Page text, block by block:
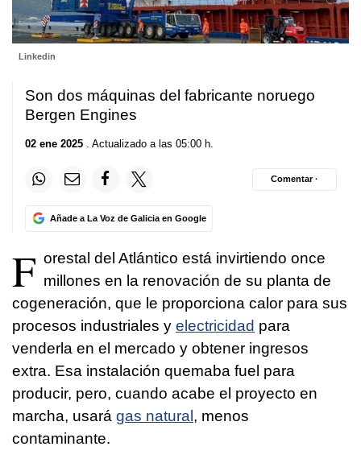
Linkedin
Son dos máquinas del fabricante noruego
Bergen Engines
02 ene 2025 . Actualizado a las 05:00 h.
Añade a La Voz de Galicia en Google
Comentar ·
F orestal del Atlántico está invirtiendo once
millones en la renovación de su planta de
cogeneración, que le proporciona calor para sus
procesos industriales y electricidad para
venderla en el mercado y obtener ingresos
extra. Esa instalación quemaba fuel para
producir, pero, cuando acabe el proyecto en
marcha, usará gas natural, menos
contaminante.